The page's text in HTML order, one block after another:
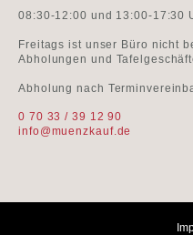
08:30-12:00 und 13:00-17:30
Freitags ist unser Büro nicht
Abholungen und
Abholung nach
0 70 33 / 39 12 90
info@muenzkauf.de